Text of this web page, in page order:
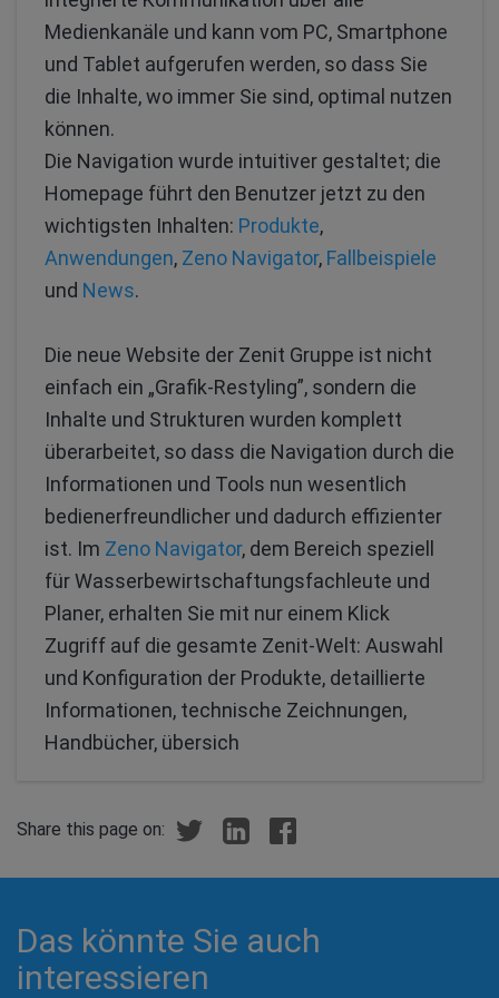
Medienkanäle und kann vom PC, Smartphone
und Tablet aufgerufen werden, so dass Sie
die Inhalte, wo immer Sie sind, optimal nutzen
können.
Die Navigation wurde intuitiver gestaltet; die
Homepage führt den Benutzer jetzt zu den
wichtigsten Inhalten: Produkte,
Anwendungen, Zeno Navigator, Fallbeispiele
und News.
Die neue Website der Zenit Gruppe ist nicht
einfach ein „Grafik-Restyling”, sondern die
Inhalte und Strukturen wurden komplett
überarbeitet, so dass die Navigation durch die
Informationen und Tools nun wesentlich
bedienerfreundlicher und dadurch effizienter
ist. Im Zeno Navigator, dem Bereich speziell
für Wasserbewirtschaftungsfachleute und
Planer, erhalten Sie mit nur einem Klick
Zugriff auf die gesamte Zenit-Welt: Auswahl
und Konfiguration der Produkte, detaillierte
Informationen, technische Zeichnungen,
Handbücher, übersich
Share this page on:
Das könnte Sie auch
interessieren